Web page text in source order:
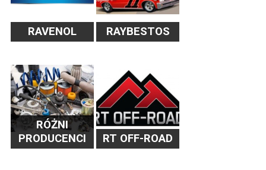
RAVENOL RAYBESTOS
RÓŻNI
PRODUCENCI
RT OFF-ROAD